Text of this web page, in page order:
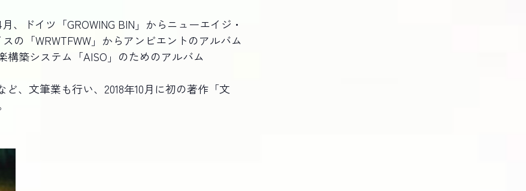
、ドイツ「GROWING BIN」からニューエイジ・
の「WRWTFWW」からアンビエントのアルバム
構築システム「AISO」のためのアルバム
、文筆業も行い、2018年10月に初の著作「文